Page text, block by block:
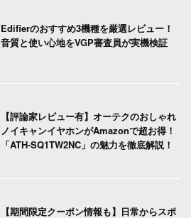
Edifierのおすすめ3機種を厳選レビュー！
音質と使い心地をVGP審査員が実機検証
【評論家レビュー有】オーテクのおしゃれ
ノイキャンイヤホンがAmazonで超お得！
「ATH-SQ1TW2NC」の魅力を徹底解説！
【期間限定クーポン情報も】日常からスポ